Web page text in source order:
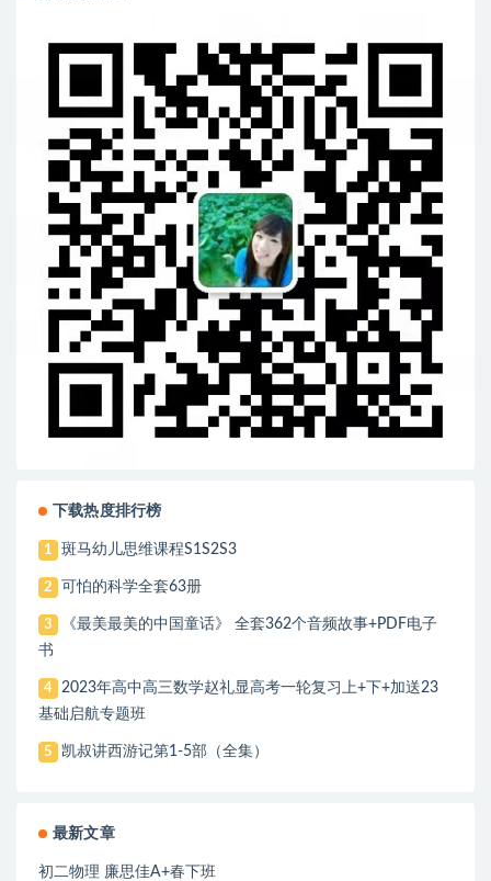
下载热度排行榜
1 斑马幼儿思维课程S1S2S3
2 可怕的科学全套63册
3
《最美最美的中国童话》 全套362个音频故事+PDF电子
书
4
2023年高中高三数学赵礼显高考一轮复习上+下+加送23
基础启航专题班
5 凯叔讲西游记第1-5部（全集）
最新文章
初二物理 廉思佳A+春下班